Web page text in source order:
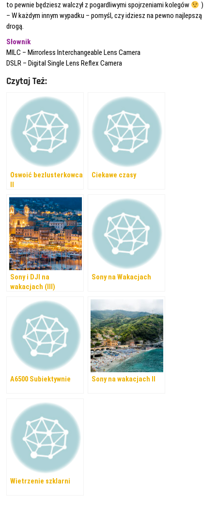
to pewnie będziesz walczył z pogardliwymi spojrzeniami kolegów
)
– W każdym innym wypadku – pomyśl, czy idziesz na pewno najlepszą
drogą.
Słownik
MILC – Mirrorless Interchangeable Lens Camera
DSLR – Digital Single Lens Reflex Camera
Czytaj Też:
Oswoić bezlusterkowca
Ciekawe czasy
Sony i DJI na
wakacjach (III)
Sony na Wakacjach
A6500 Subiektywnie Sony na wakacjach II
Wietrzenie szklarni